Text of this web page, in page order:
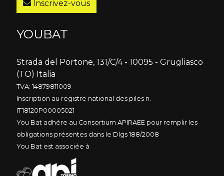
Inscrivez-vous
YOUBAT
Strada del Portone, 131/C/4 - 10095 - Grugliasco
(TO) Italia
TVA: 14879811009
Inscription au registre national des piles n.
IT18120P00005021
You Bat adhère au Consortium APIRAEE pour remplir les
obligations présentes dans le Dlgs 188/2008
You Bat est associée à